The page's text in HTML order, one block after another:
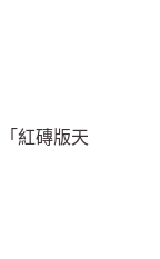
「紅磚版天